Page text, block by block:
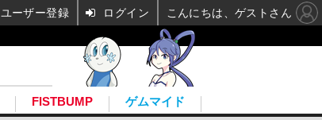
FISTBUMP ゲムマイド
ユーザー登録 ログイン こんにちは、ゲストさん